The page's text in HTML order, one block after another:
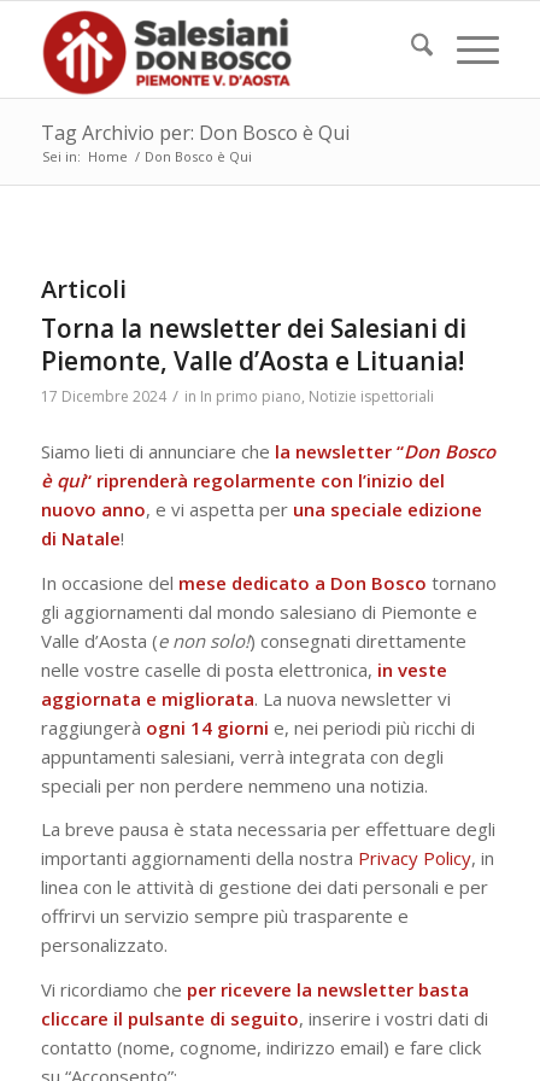
Tag Archivio per: Don Bosco è Qui
Sei in: Home / Don Bosco è Qui
Articoli
Torna la newsletter dei Salesiani di
Piemonte, Valle d’Aosta e Lituania!
17 Dicembre 2024 / in In primo piano, Notizie ispettoriali
Siamo lieti di annunciare che la newsletter “Don Bosco
è qui“ riprenderà regolarmente con l’inizio del
nuovo anno, e vi aspetta per una speciale edizione
di Natale!
In occasione del mese dedicato a Don Bosco tornano
gli aggiornamenti dal mondo salesiano di Piemonte e
Valle d’Aosta (e non solo!) consegnati direttamente
nelle vostre caselle di posta elettronica, in veste
aggiornata e migliorata. La nuova newsletter vi
raggiungerà ogni 14 giorni e, nei periodi più ricchi di
appuntamenti salesiani, verrà integrata con degli
speciali per non perdere nemmeno una notizia.
La breve pausa è stata necessaria per effettuare degli
importanti aggiornamenti della nostra Privacy Policy, in
linea con le attività di gestione dei dati personali e per
offrirvi un servizio sempre più trasparente e
personalizzato.
Vi ricordiamo che per ricevere la newsletter basta
cliccare il pulsante di seguito, inserire i vostri dati di
contatto (nome, cognome, indirizzo email) e fare click
su “Acconsento”: